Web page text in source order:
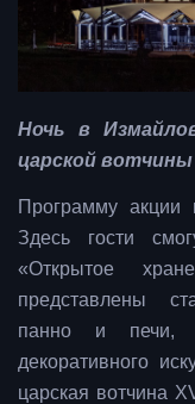
Ночь в
царской вотчины
Программу акции
Здесь гости
«Открытое
представлены
панно и печи,
декоративного
царская вотчина